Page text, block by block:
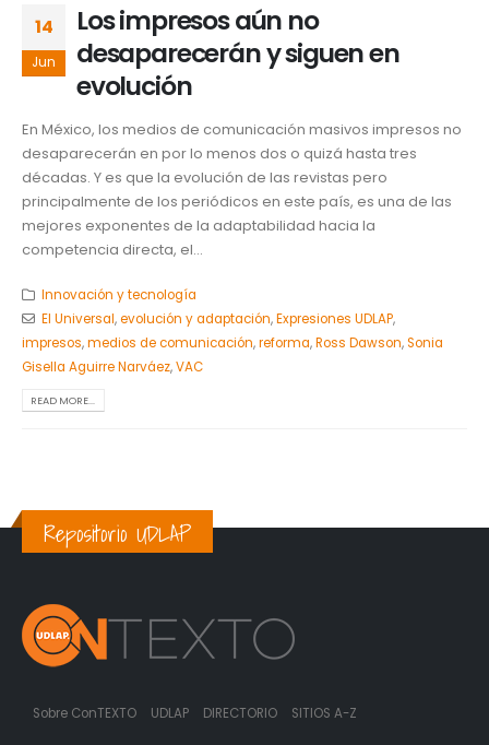
14
Jun
Los impresos aún no
desaparecerán y siguen en
evolución
En México, los medios de comunicación masivos impresos no
desaparecerán en por lo menos dos o quizá hasta tres
décadas. Y es que la evolución de las revistas pero
principalmente de los periódicos en este país, es una de las
mejores exponentes de la adaptabilidad hacia la
competencia directa, el...
Innovación y tecnología
El Universal,evolución y adaptación,Expresiones UDLAP,
impresos,medios de comunicación,reforma,Ross Dawson,Sonia
Gisella Aguirre Narváez,VAC
READ MORE...
Repositorio UDLAP
Sobre ConTEXTO UDLAP DIRECTORIO SITIOS A-Z